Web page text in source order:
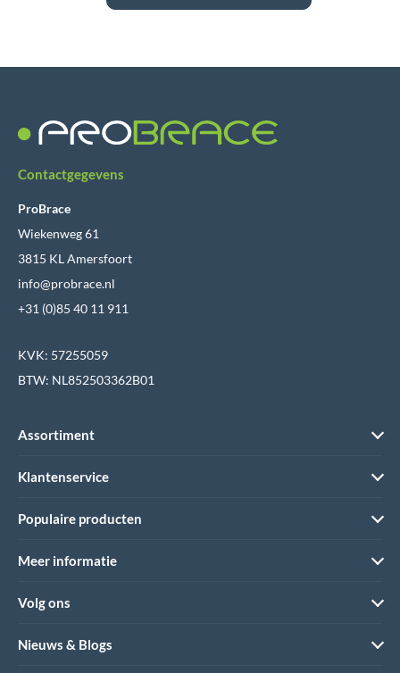
Contactgegevens
ProBrace
Wiekenweg 61
3815 KL Amersfoort
info@probrace.nl
+31 (0)85 40 11 911
KVK: 57255059
BTW: NL852503362B01
Assortiment
Klantenservice
Populaire producten
Meer informatie
Volg ons
Nieuws & Blogs